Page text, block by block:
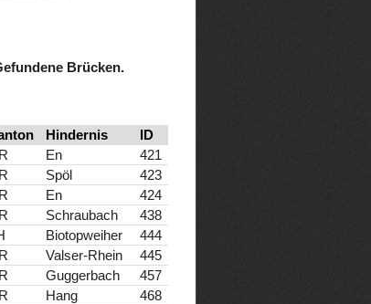
Brücken.
Hindernis
ID
En
421
Spöl
423
En
424
Schraubach
438
Biotopweiher
444
Valser-Rhein
445
Guggerbach
457
Hang
468